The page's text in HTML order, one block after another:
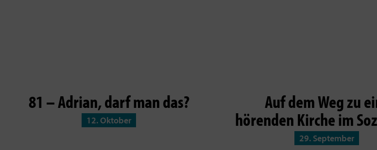
81 – Adrian, darf man das?
12. Oktober
Auf dem Weg zu
hörenden Kirche im
29. September